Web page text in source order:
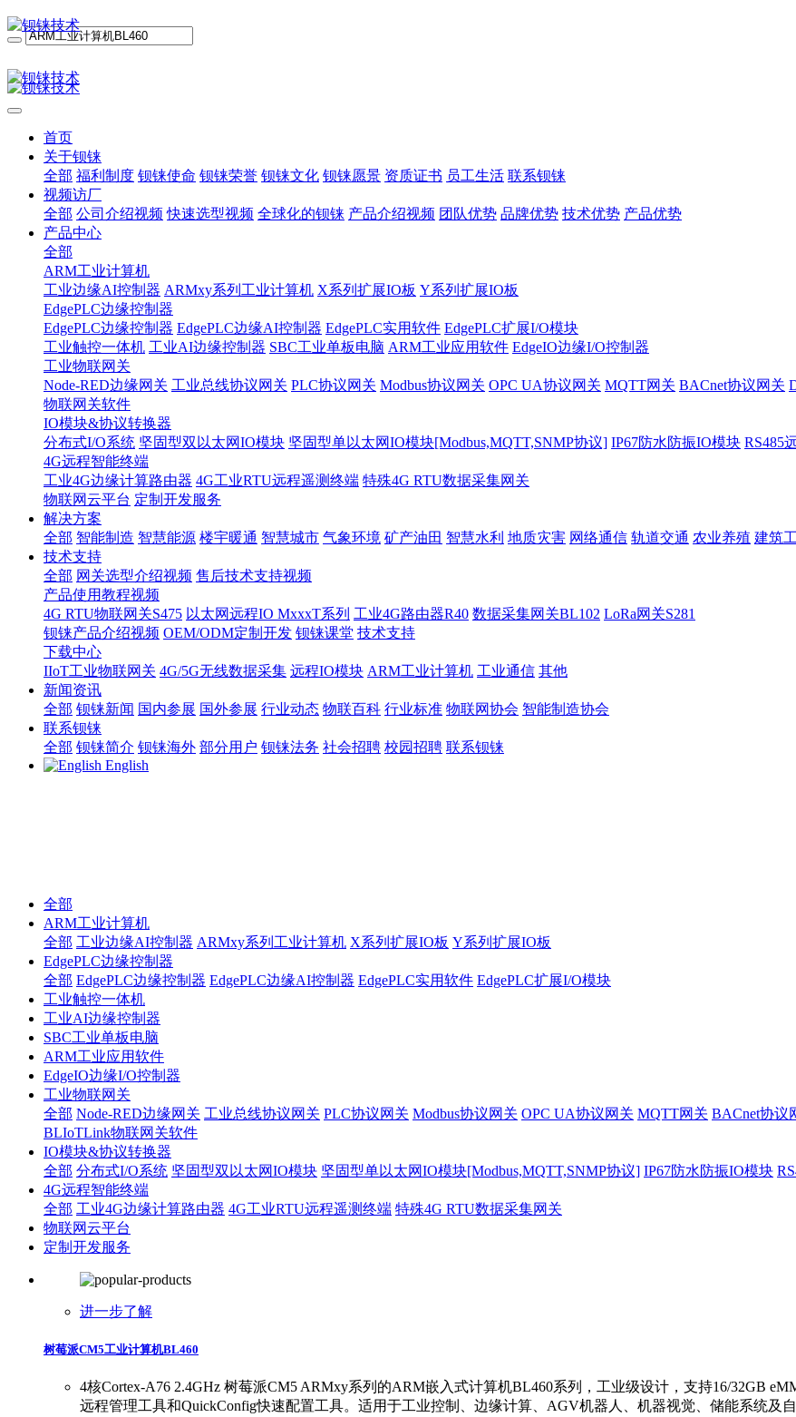
首页
关于钡铼
全部 福利制度 钡铼使命 钡铼荣誉 钡铼文化 钡铼愿景 资质证书 员工生活 联系钡铼
视频访厂
全部 公司介绍视频 快速选型视频 全球化的钡铼 产品介绍视频 团队优势 品牌优势 技术优势 产品优势
产品中心
全部
ARM工业计算机
工业边缘AI控制器 ARMxy系列工业计算机 X系列扩展IO板 Y系列扩展IO板
EdgePLC边缘控制器
EdgePLC边缘控制器 EdgePLC边缘AI控制器 EdgePLC实用软件 EdgePLC扩展I/O模块
工业触控一体机 工业AI边缘控制器 SBC工业单板电脑 ARM工业应用软件 EdgeIO边缘I/O控制器
工业物联网关
Node-RED边缘网关 工业总线协议网关 PLC协议网关 Modbus协议网关 OPC UA协议网关 MQTT网关 BACnet协议网关
物联网关软件
IO模块&协议转换器
分布式I/O系统 坚固型双以太网IO模块 坚固型单以太网IO模块[Modbus,MQTT,SNMP协议] IP67防水防振IO模块 RS485
4G远程智能终端
工业4G边缘计算路由器 4G工业RTU远程遥测终端 特殊4G RTU数据采集网关
物联网云平台 定制开发服务
解决方案
全部 智能制造 智慧能源 楼宇暖通 智慧城市 气象环境 矿产油田 智慧水利 地质灾害 网络通信 轨道交通 农业养殖 建筑
技术支持
全部 网关选型介绍视频 售后技术支持视频
产品使用教程视频
4G RTU物联网关S475 以太网远程IO MxxxT系列 工业4G路由器R40 数据采集网关BL102 LoRa网关S281
钡铼产品介绍视频 OEM/ODM定制开发 钡铼课堂 技术支持
下载中心
IIoT工业物联网关 4G/5G无线数据采集 远程IO模块 ARM工业计算机 工业通信 其他
新闻资讯
全部 钡铼新闻 国内参展 国外参展 行业动态 物联百科 行业标准 物联网协会 智能制造协会
联系钡铼
全部 钡铼简介 钡铼海外 部分用户 钡铼法务 社会招聘 校园招聘 联系钡铼
English
全部
ARM工业计算机
全部 工业边缘AI控制器 ARMxy系列工业计算机 X系列扩展IO板 Y系列扩展IO板
EdgePLC边缘控制器
全部 EdgePLC边缘控制器 EdgePLC边缘AI控制器 EdgePLC实用软件 EdgePLC扩展I/O模块
工业触控一体机
工业AI边缘控制器
SBC工业单板电脑
ARM工业应用软件
EdgeIO边缘I/O控制器
工业物联网关
全部 Node-RED边缘网关 工业总线协议网关 PLC协议网关 Modbus协议网关 OPC UA协议网关 MQTT网关 BACnet协议
BLIoTLink物联网关软件
IO模块&协议转换器
全部 分布式I/O系统 坚固型双以太网IO模块 坚固型单以太网IO模块[Modbus,MQTT,SNMP协议] IP67防水防振IO模块
4G远程智能终端
全部 工业4G边缘计算路由器 4G工业RTU远程遥测终端 特殊4G RTU数据采集网关
物联网云平台
定制开发服务
进一步了解
树莓派CM5工业计算机BL460
4核Cortex-A76 2.4GHz 树莓派CM5 ARMxy系列的ARM嵌入式计算机BL460系列，工业级设计，支持16/32GB
远程管理工具和QuickConfig快速配置工具。适用于工业控制、边缘计算、AGV机器人、机器视觉、储能系统及